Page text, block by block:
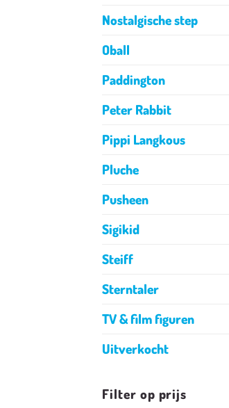
Nostalgische step
Oball
Paddington
Peter Rabbit
Pippi Langkous
Pluche
Pusheen
Sigikid
Steiff
Sterntaler
TV & film figuren
Uitverkocht
Filter op prijs